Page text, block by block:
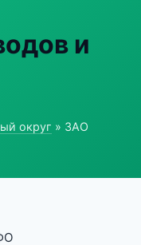
и
округ » ЗАО